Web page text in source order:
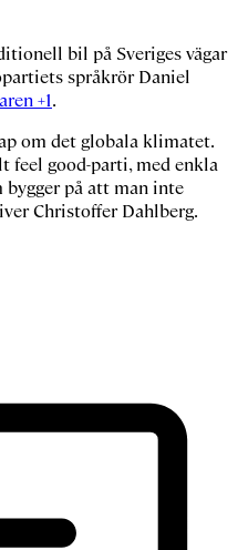
bil på Sveriges vägar
språkrör Daniel
+1.
om det globala klimatet.
feel good-parti, med enkla
bygger på att man inte
Christoffer Dahlberg.